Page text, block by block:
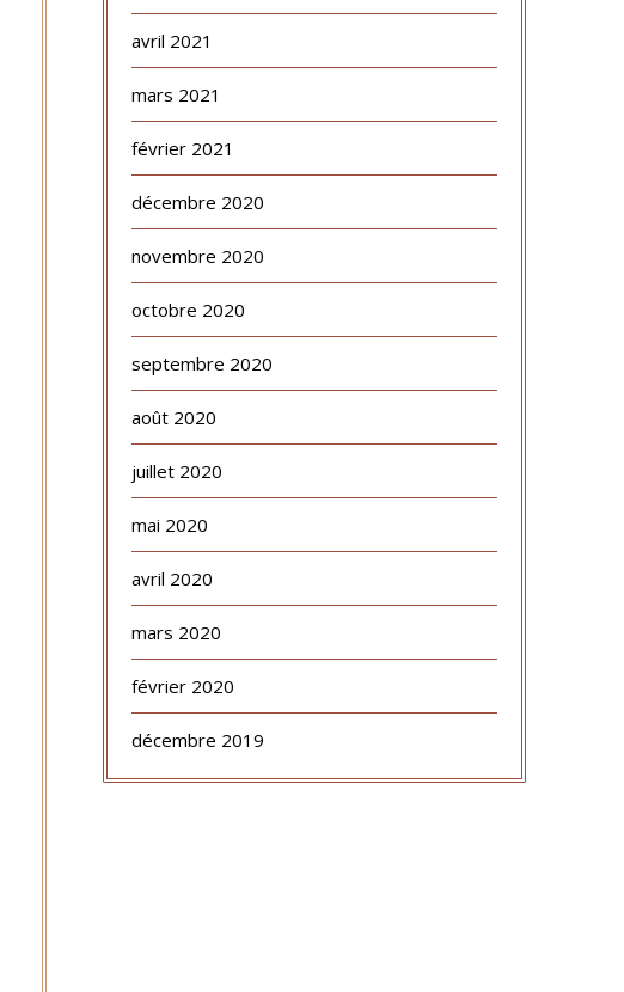
avril 2021
mars 2021
février 2021
décembre 2020
novembre 2020
octobre 2020
septembre 2020
août 2020
juillet 2020
mai 2020
avril 2020
mars 2020
février 2020
décembre 2019